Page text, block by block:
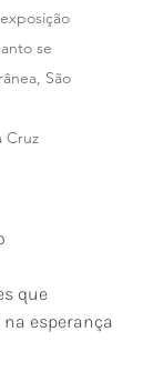
se
São
Cruz
que
esperança